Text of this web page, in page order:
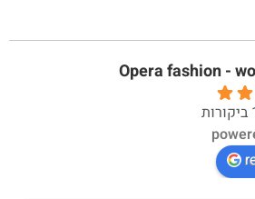
Opera fashion -